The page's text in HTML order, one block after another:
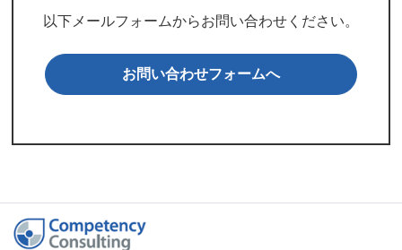
以下メールフォームからお問い合わせください。
お問い合わせフォームへ